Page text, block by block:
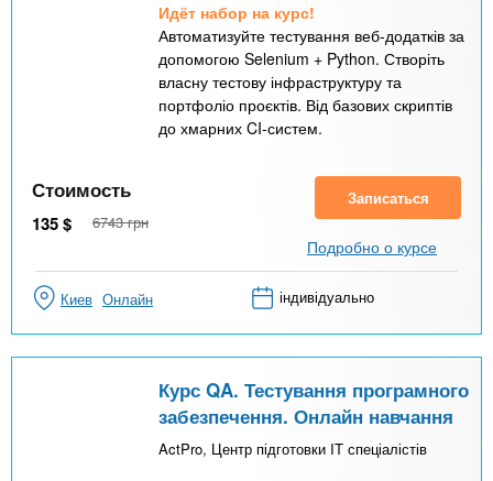
Идёт набор на курс!
Автоматизуйте тестування веб-додатків за
допомогою Selenium + Python. Створіть
власну тестову інфраструктуру та
портфоліо проєктів. Від базових скриптів
до хмарних CI-систем.
Стоимость
135$ 6743 грн
Записаться
Подробно о курсе
Киев Онлайн індивідуально
Курс QA. Тестування програмного
забезпечення. Онлайн навчання
ActPro, Центр підготовки IT спеціалістів